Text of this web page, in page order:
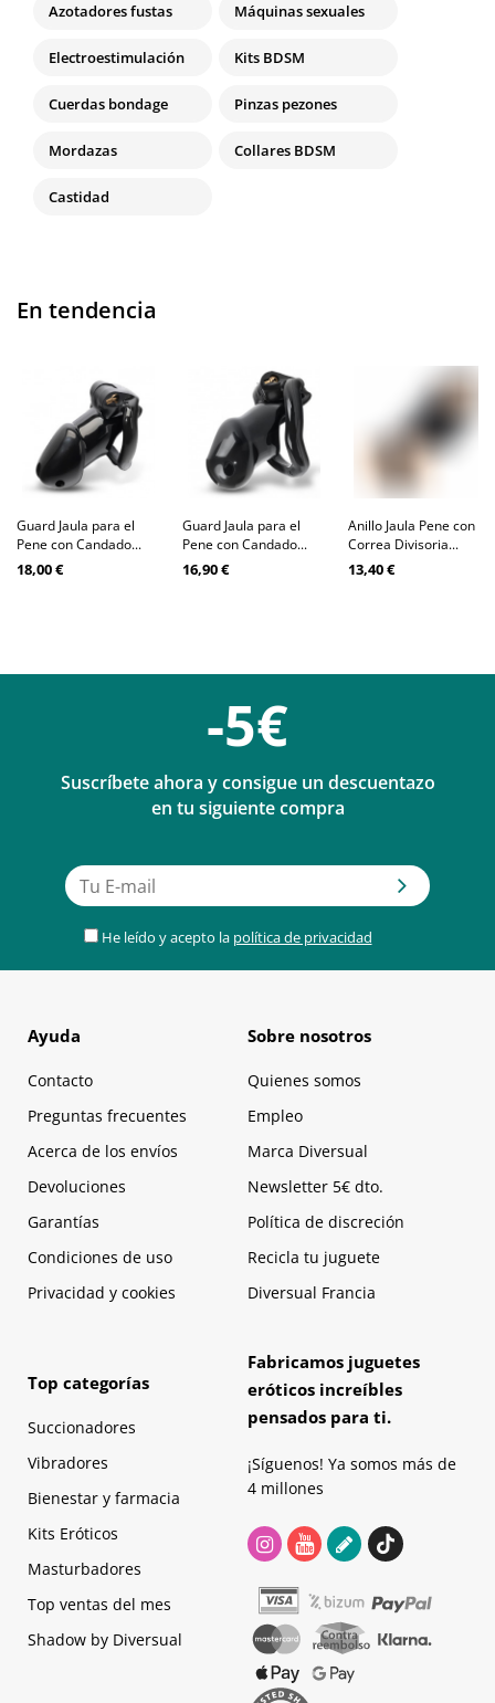
Azotadores fustas Máquinas sexuales
Electroestimulación Kits BDSM
Cuerdas bondage Pinzas pezones
Mordazas Collares BDSM
Castidad
En tendencia
Guard Jaula para el
Pene con Candado...
18,00 €
Guard Jaula para el
Pene con Candado...
16,90 €
Anillo Jaula Pene con
Correa Divisoria...
13,40 €
-5€
Suscríbete ahora y consigue un descuentazo
en tu siguiente compra
He leído y acepto la política de privacidad
Ayuda
Contacto
Preguntas frecuentes
Acerca de los envíos
Devoluciones
Garantías
Condiciones de uso
Privacidad y cookies
Sobre nosotros
Quienes somos
Empleo
Marca Diversual
Newsletter 5€ dto.
Política de discreción
Recicla tu juguete
Diversual Francia
Top categorías
Succionadores
Vibradores
Bienestar y farmacia
Kits Eróticos
Masturbadores
Top ventas del mes
Shadow by Diversual
Fabricamos juguetes
eróticos increíbles
pensados para ti.
¡Síguenos! Ya somos más de
4 millones